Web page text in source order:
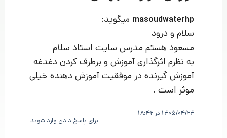
masoudwaterhp میگوید:
سلام و درود
مسعود هستم مدرس سایت استاد سلام
به نظرم اثرگذاری آموزش و برطرف کردن دغدغه
آموزش گیرنده در موفقیت آموزش دهنده خیلی
موثر است .
1405/04/24 در 18:42
برای پاسخ دادن وارد شوید